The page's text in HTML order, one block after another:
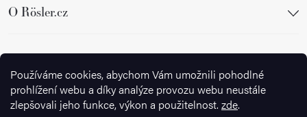
Používáme cookies, abychom Vám umožnili pohodlné
prohlížení webu a díky analýze provozu webu neustále
zlepšovali jeho funkce, výkon a použitelnost. zde.
O Rösler.cz
Sledujte nás